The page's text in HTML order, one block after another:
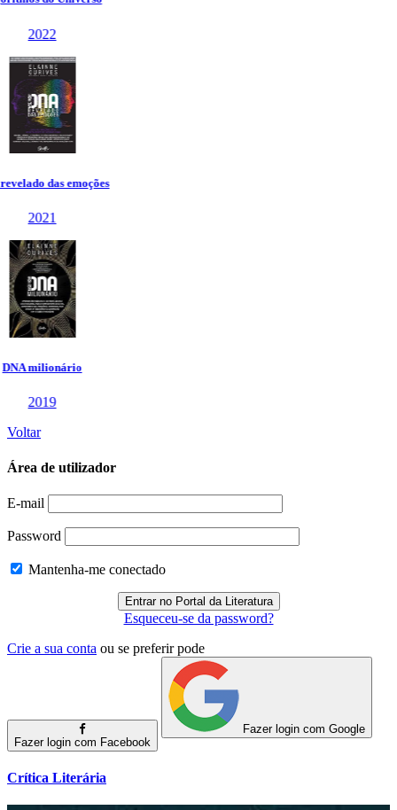
Voltar
Área de utilizador
E-mail
Password
Mantenha-me conectado
Esqueceu-se da password?
Crie a sua conta ou se preferir pode
Fazer login com Facebook
Fazer login com Google
Crítica Literária